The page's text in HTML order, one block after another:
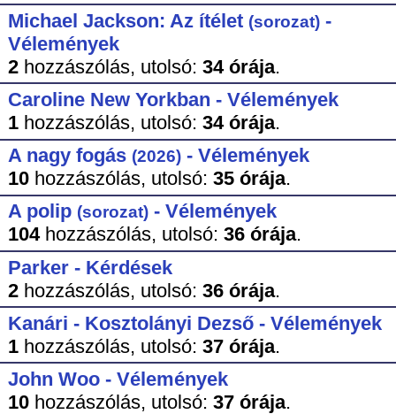
Michael Jackson: Az ítélet (sorozat)-
Vélemények
2hozzászólás, utolsó: 34 órája.
Caroline New Yorkban - Vélemények
1hozzászólás, utolsó: 34 órája.
A nagy fogás (2026)- Vélemények
10hozzászólás, utolsó: 35 órája.
A polip (sorozat)- Vélemények
104hozzászólás, utolsó: 36 órája.
Parker - Kérdések
2hozzászólás, utolsó: 36 órája.
Kanári - Kosztolányi Dezső - Vélemények
1hozzászólás, utolsó: 37 órája.
John Woo - Vélemények
10hozzászólás, utolsó: 37 órája.